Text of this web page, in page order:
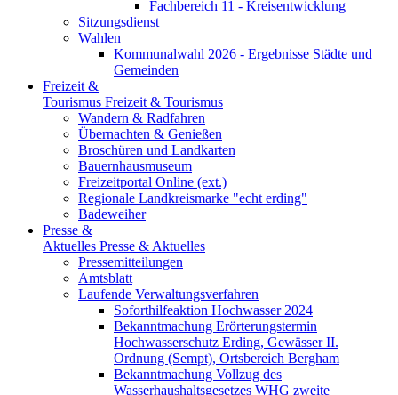
Fachbereich 11 - Kreisentwicklung
Sitzungsdienst
Wahlen
Kommunalwahl 2026 - Ergebnisse Städte und
Gemeinden
Freizeit &
Tourismus Freizeit & Tourismus
Wandern & Radfahren
Übernachten & Genießen
Broschüren und Landkarten
Bauernhausmuseum
Freizeitportal Online (ext.)
Regionale Landkreismarke "echt erding"
Badeweiher
Presse &
Aktuelles Presse & Aktuelles
Pressemitteilungen
Amtsblatt
Laufende Verwaltungsverfahren
Soforthilfeaktion Hochwasser 2024
Bekanntmachung Erörterungstermin
Hochwasserschutz Erding, Gewässer II.
Ordnung (Sempt), Ortsbereich Bergham
Bekanntmachung Vollzug des
Wasserhaushaltsgesetzes WHG zweite